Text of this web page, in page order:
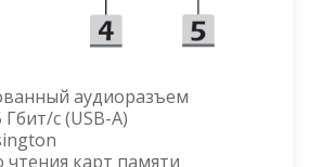
аудиоразъем
с (USB-A)
чтения карт памяти